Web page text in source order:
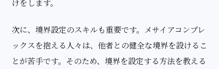
けをします。
次に、境界設定のスキルも重要です。メサイアコンプレ
ックスを抱える人々は、他者との健全な境界を設けるこ
とが苦手です。そのため、境界を設定する方法を教える